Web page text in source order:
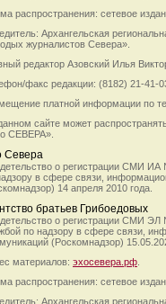
распространения: сетевое
Архангельская
журналистов Севера».
редактор Азовский Илья
факс редакции: (8182) 21-41-
платной информации по
сайте может
СЕВЕРА».
Севера
о регистрации СМИ
в сфере связи,
14 апреля 2010 года.
братьев Грибоедовых
о регистрации СМИ
по надзору в сфере связи,
(Роскомнадзор)
материалов: эхосевера.рф
распространения: сетевое
Архангельская